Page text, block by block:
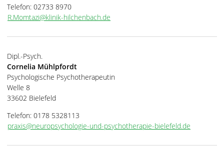
Telefon: 02733 8970
R.Momtazi@klinik-hilchenbach.de
Dipl.-Psych.
Cornelia Mühlpfordt
Psychologische Psychotherapeutin
Welle 8
33602 Bielefeld
Telefon: 0178 5328113
praxis@neuropsychologie-und-psychotherapie-bielefeld.de